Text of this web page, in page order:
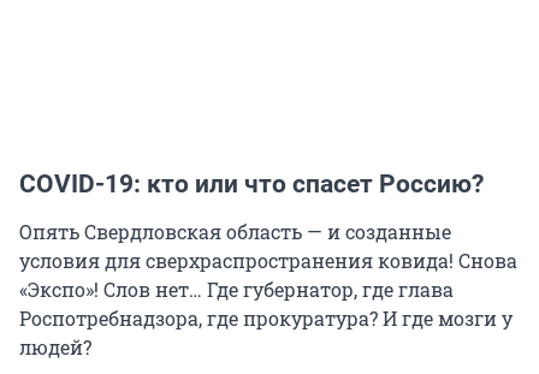
COVID-19: кто или что спасет Россию?
Опять Свердловская область — и созданные
условия для сверхраспространения ковида! Снова
«Экспо»! Слов нет… Где губернатор, где глава
Роспотребнадзора, где прокуратура? И где мозги у
людей?